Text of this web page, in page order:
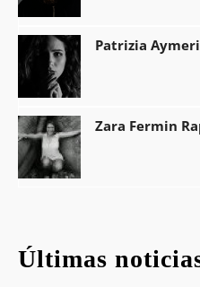
Patrizia
Zara Fermin
Últimas